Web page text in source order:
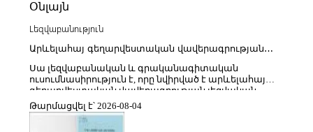
Օնլայն
Lեզվաբանություն
Արևելահայ գեղարվեստական վավերագրության
Սա լեզվաբանական և գրականագիտական
ուսումնասիրություն է, որը նվիրված է արևելահայ
գեղարվեստական վավերագրության լեզվական
առանձնահատկությունների զարգացմանը 19-րդ
դարի 1860-ականներից մինչև 21-րդ դարի 2010-ական
թվականները, որտեղ վերլուծվում են տարբեր
Թարմացվել է՝ 2026-08-04